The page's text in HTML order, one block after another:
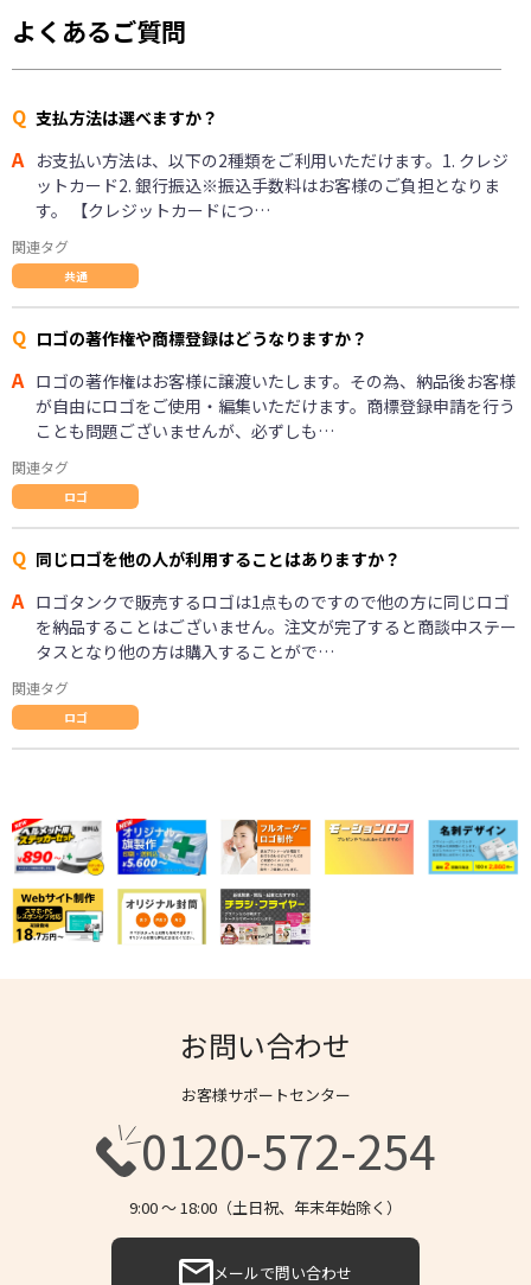
よくあるご質問
Q 支払方法は選べますか？
A お支払い方法は、以下の2種類をご利用いただけます。1. クレジ
ットカード2. 銀行振込※振込手数料はお客様のご負担となりま
す。 【クレジットカードにつ…
関連タグ
共通
Q ロゴの著作権や商標登録はどうなりますか？
A ロゴの著作権はお客様に譲渡いたします。その為、納品後お客様
が自由にロゴをご使用・編集いただけます。商標登録申請を行う
ことも問題ございませんが、必ずしも…
関連タグ
ロゴ
Q 同じロゴを他の人が利用することはありますか？
A ロゴタンクで販売するロゴは1点ものですので他の方に同じロゴ
を納品することはございません。注文が完了すると商談中ステー
タスとなり他の方は購入することがで…
関連タグ
ロゴ
お問い合わせ
お客様サポートセンター
0120-572-254
9:00 〜 18:00（土日祝、年末年始除く）
メールで問い合わせ